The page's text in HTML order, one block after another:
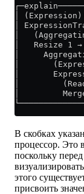
│
│
│
│
│
│
│
│
│
В скобках
процессор. Это
поскольку
этого
присвоить